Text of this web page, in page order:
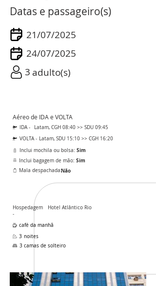
Datas e passageiro(s)
21/07/2025
24/07/2025
3 adulto(s)
Aéreo de IDA e VOLTA
IDA -
Latam, CGH 08:40 >> SDU 09:45
VOLTA - Latam, SDU 15:10 >> CGH 16:20
Inclui bagagem de mão: Sim
Mala despachada:Não
Inclui mochila ou bolsa: Sim
Hospedagem
-
café da manhã
3 noites
Hotel Atlântico Rio
3 camas de solteiro